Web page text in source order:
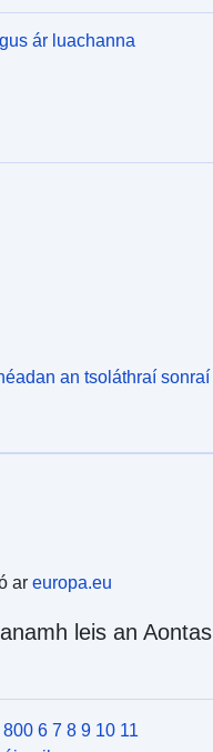
ár luachanna
an tsoláthraí sonraí
ar europa.eu
leis an Aontas
6 7 8 9 10 11